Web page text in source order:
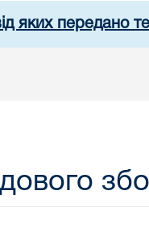
яких передано